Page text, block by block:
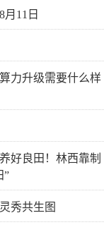
月11日
力升级需要什么样
好良田！林西靠制
”
秀共生图